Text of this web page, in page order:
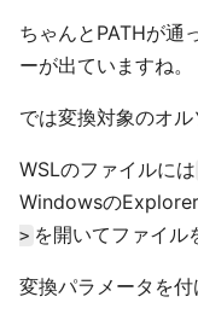
ちゃんとPATHが通
ーが出ていますね。
では変換対象のオル
WSLのファイルには
Windowsの
> を開いてファイル
変換パラメータを